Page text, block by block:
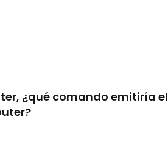
¿qué comando emitiría el